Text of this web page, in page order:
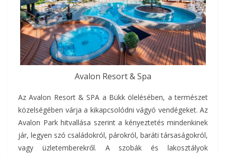
Avalon Resort & Spa
Az Avalon Resort & SPA a Bükk ölelésében, a természet
közelségében várja a kikapcsolódni vágyó vendégeket. Az
Avalon Park hitvallása szerint a kényeztetés mindenkinek
jár, legyen szó családokról, párokról, baráti társaságokról,
vagy üzletemberekről. A szobák és lakosztályok